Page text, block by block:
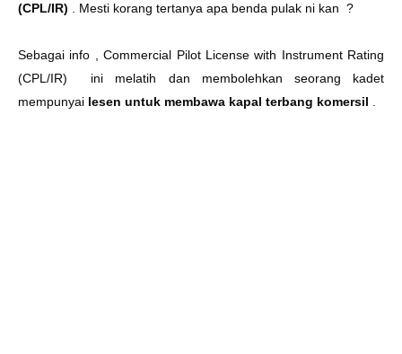
(CPL/IR) . Mesti korang tertanya apa benda pulak ni kan ?
Sebagai info ,Commercial Pilot License with Instrument Rating
(CPL/IR) ini melatih dan membolehkan seorang kadet
mempunyai lesen untuk membawa kapal terbang komersil